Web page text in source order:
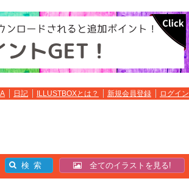
日記 ILLUSTBOXとは？ 新規会員登録 ログイン
全てのイラストを見る!